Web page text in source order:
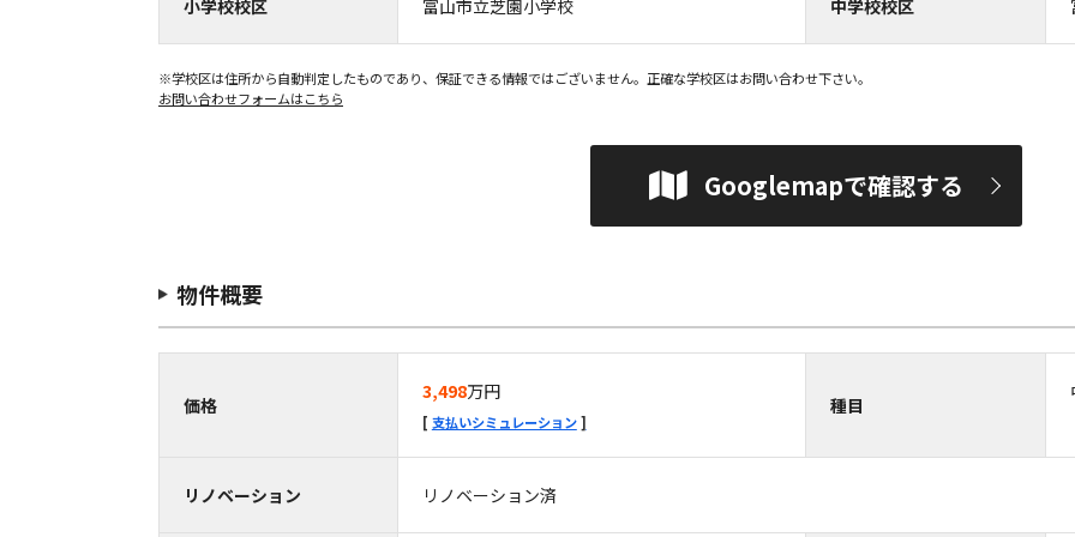
小学校校区 富山市立芝園小学校 中学校校区
※学校区は住所から自動判定したものであり、保証できる情報ではございません。正確な学校区はお問い合わせ下さい。
お問い合わせフォームはこちら
Googlemapで確認する
物件概要
価格
3,498万円
支払いシミュレーション
種目
リノベーション リノベーション済